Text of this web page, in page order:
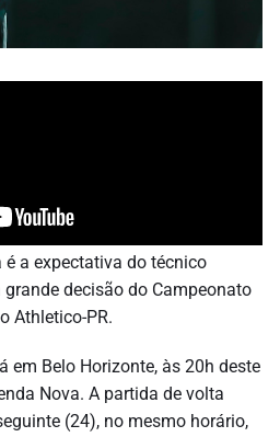
é a expectativa do técnico
decisão do Campeonato
Athletico-PR.
em Belo Horizonte, às 20h deste
Nova. A partida de volta
(24), no mesmo horário,